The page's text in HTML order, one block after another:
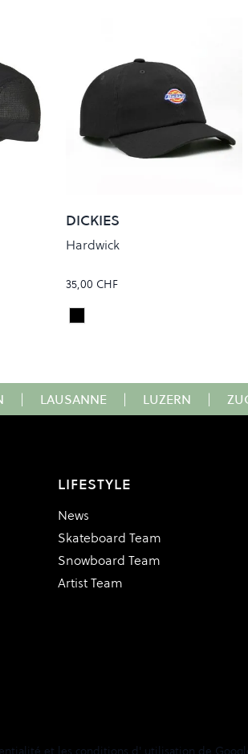
DICKIES
Hardwick
35,00 CHF
Colour
Black
| LAUSANNE | LUZERN |
LIFESTYLE
News
Skateboard Team
Snowboard Team
Artist Team
et les conditions d' utilisation de